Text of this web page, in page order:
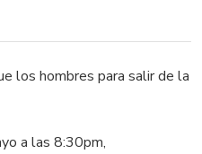
a las 8:30pm,